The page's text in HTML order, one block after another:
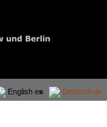
Deutsch de
English en